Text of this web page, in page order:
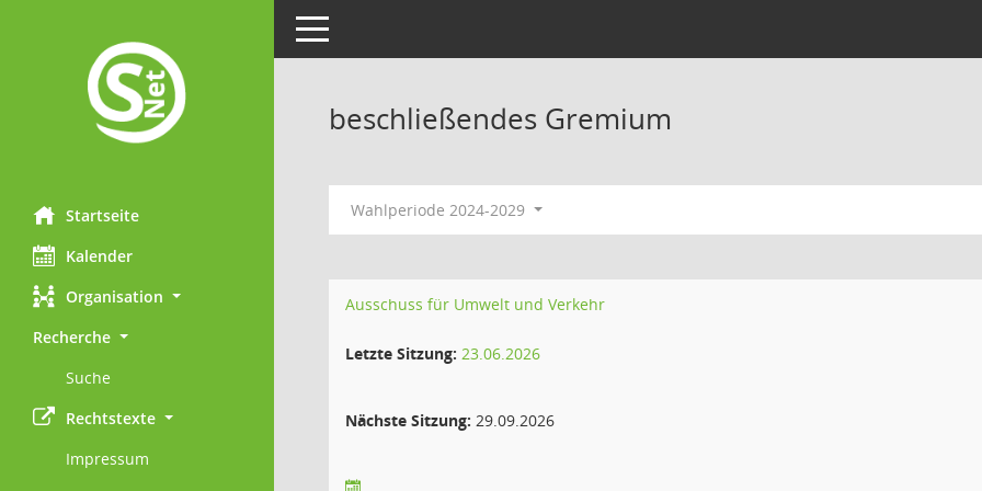
Startseite
Kalender
Organisation
Recherche
Suche
Rechtstexte
Impressum
Toggle navigation
beschließendes Gremium
Wahlperiode 2024-2029
Ausschuss für Umwelt und Verkehr
Letzte Sitzung: 23.06.2026
Nächste Sitzung: 29.09.2026